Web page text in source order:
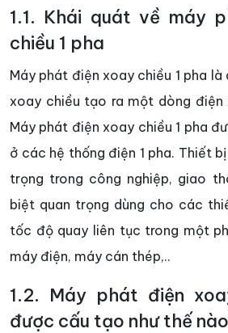
1.1. Khái quát về máy
chiều 1 pha
Máy phát điện xoay chiều 1 pha
xoay chiều tạo ra một dòng điện
Máy phát điện xoay chiều 1 pha
ở các hệ thống điện 1 pha. Thiết
trọng trong công nghiệp, giao
biệt quan trọng dùng cho các
tốc độ quay liên tục trong một
máy điện, máy cán thép,..
1.2. Máy phát điện
được cấu tạo như thế